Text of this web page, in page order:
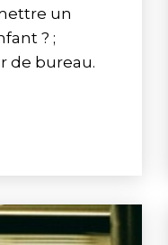
un
? ;
de bureau.